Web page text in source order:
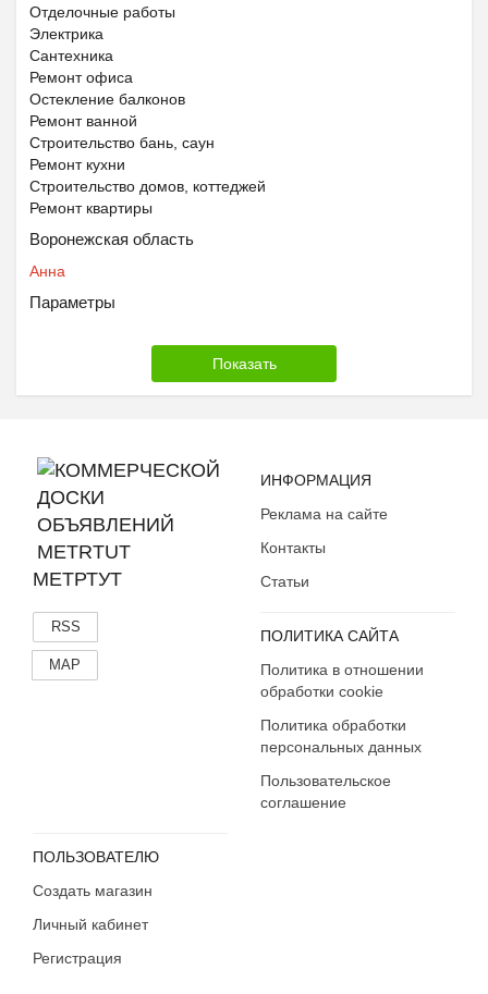
Отделочные работы
Электрика
Сантехника
Ремонт офиса
Остекление балконов
Ремонт ванной
Строительство бань, саун
Ремонт кухни
Строительство домов, коттеджей
Ремонт квартиры
Воронежская область
Анна
Параметры
МЕТРТУТ
RSS
MAP
ИНФОРМАЦИЯ
Реклама на сайте
Контакты
Статьи
ПОЛИТИКА САЙТА
Политика в отношении
обработки cookie
Политика обработки
персональных данных
Пользовательское
соглашение
ПОЛЬЗОВАТЕЛЮ
Создать магазин
Личный кабинет
Регистрация